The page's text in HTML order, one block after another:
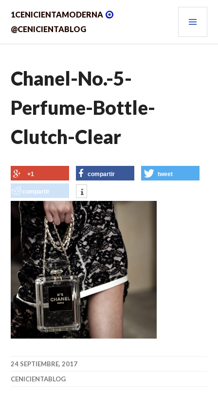
contenido.
1CENICIENTAMODERNA
@CENICIENTABLOG
Chanel-No.-5-
Perfume-Bottle-
Clutch-Clear
+1 compartir tweet
compartir
24 SEPTIEMBRE, 2017
CENICIENTABLOG